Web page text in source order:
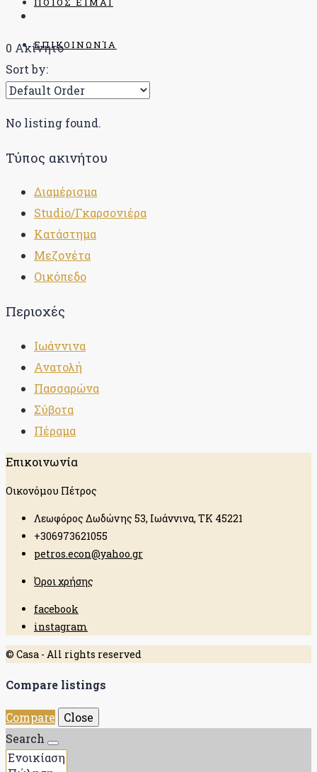
ΕΠΙΚΟΙΝΩΝΊΑ
BLOG
0 Ακίνητο
Sort by:
No listing found.
Τύπος ακινήτου
Διαμέρισμα
Studio/Γκαρσονιέρα
Κατάστημα
Μεζονέτα
Οικόπεδο
Περιοχές
Ιωάννινα
Ανατολή
Πασσαρώνα
Σύβοτα
Πέραμα
Επικοινωνία
Οικονόμου Πέτρος
Λεωφόρος Δωδώνης 53, Ιωάννινα, ΤΚ 45221
+306973621055
petros.econ@yahoo.gr
Όροι χρήσης
facebook
instagram
© Casa - All rights reserved
Compare listings
Compare
Close
Search